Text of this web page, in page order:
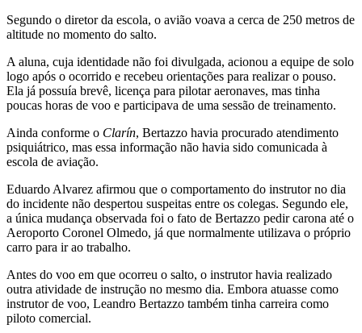
Segundo o diretor da escola, o avião voava a cerca de 250 metros de
altitude no momento do salto.
A aluna, cuja identidade não foi divulgada, acionou a equipe de solo
logo após o ocorrido e recebeu orientações para realizar o pouso.
Ela já possuía brevê, licença para pilotar aeronaves, mas tinha
poucas horas de voo e participava de uma sessão de treinamento.
Ainda conforme o Clarín, Bertazzo havia procurado atendimento
psiquiátrico, mas essa informação não havia sido comunicada à
escola de aviação.
Eduardo Alvarez afirmou que o comportamento do instrutor no dia
do incidente não despertou suspeitas entre os colegas. Segundo ele,
a única mudança observada foi o fato de Bertazzo pedir carona até o
Aeroporto Coronel Olmedo, já que normalmente utilizava o próprio
carro para ir ao trabalho.
Antes do voo em que ocorreu o salto, o instrutor havia realizado
outra atividade de instrução no mesmo dia. Embora atuasse como
instrutor de voo, Leandro Bertazzo também tinha carreira como
piloto comercial.